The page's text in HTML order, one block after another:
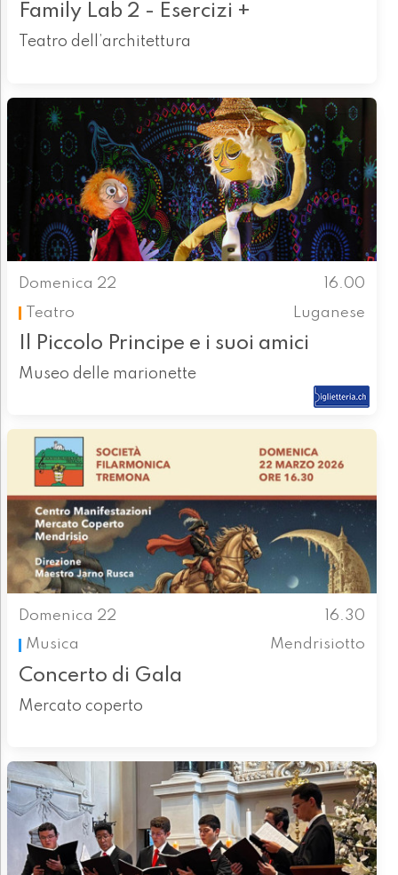
Family Lab 2 - Esercizi +
Teatro dell’architettura
Domenica 22
16.00
Teatro
Luganese
Il Piccolo Principe e i suoi amici
Museo delle marionette
Domenica 22
16.30
Musica
Mendrisiotto
Concerto di Gala
Mercato coperto